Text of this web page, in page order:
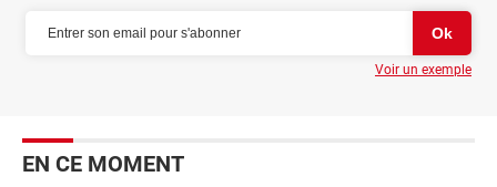
Voir un exemple
EN CE MOMENT